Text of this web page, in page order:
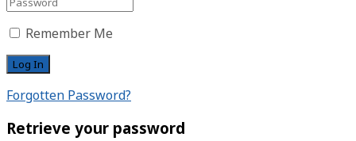
Remember Me
Forgotten Password?
Retrieve your password